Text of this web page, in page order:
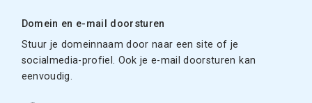
Domein en e-mail doorsturen
Stuur je domeinnaam door naar een site of je
socialmedia-profiel. Ook je e-mail doorsturen kan
eenvoudig.